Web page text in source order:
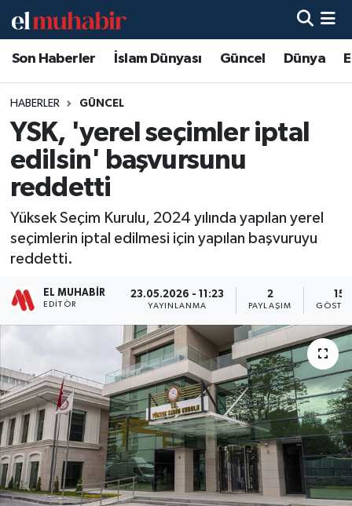
Son Haberler İslam Dünyası Güncel Dünya
HABERLER GÜNCEL
YSK, 'yerel seçimler iptal
edilsin' başvursunu
reddetti
Yüksek Seçim Kurulu, 2024 yılında yapılan yerel
seçimlerin iptal edilmesi için yapılan başvuruyu
reddetti.
EL MUHABIR
EDITÖR
23.05.2026 - 11:23
YAYINLANMA
2
PAYLAŞIM
15
Hava Durumu
Trafik Durumu
Süper Lig Puan Durumu ve Fikstür
Tüm Manşetler
Son Dakika Haberleri
Haber Arşivi